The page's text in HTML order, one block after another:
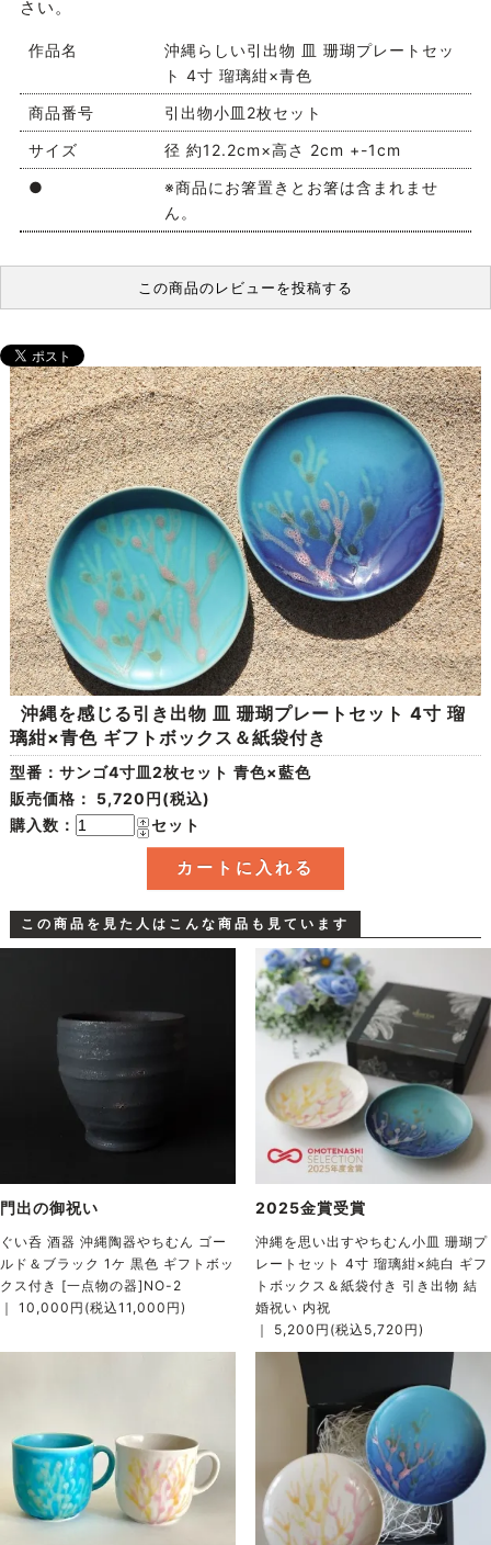
さい。
作品名
沖縄らしい引出物 皿 珊瑚プレートセッ
ト 4寸 瑠璃紺×青色
商品番号
引出物小皿2枚セット
サイズ
径 約12.2cm×高さ 2cm +-1cm
●
※商品にお箸置きとお箸は含まれませ
ん。
この商品のレビューを投稿する
沖縄を感じる引き出物 皿 珊瑚プレートセット 4寸 瑠
璃紺×青色 ギフトボックス＆紙袋付き
型番：サンゴ4寸皿2枚セット 青色×藍色
販売価格： 5,720円(税込)
購入数：
セット
この商品を見た人はこんな商品も見ています
門出の御祝い
ぐい呑 酒器 沖縄陶器やちむん ゴー
ルド＆ブラック 1ケ 黒色 ギフトボッ
クス付き [一点物の器]NO-2
｜ 10,000円(税込11,000円)
2025金賞受賞
沖縄を思い出すやちむん小皿 珊瑚プ
レートセット 4寸 瑠璃紺×純白 ギフ
トボックス＆紙袋付き 引き出物 結
婚祝い 内祝
｜ 5,200円(税込5,720円)